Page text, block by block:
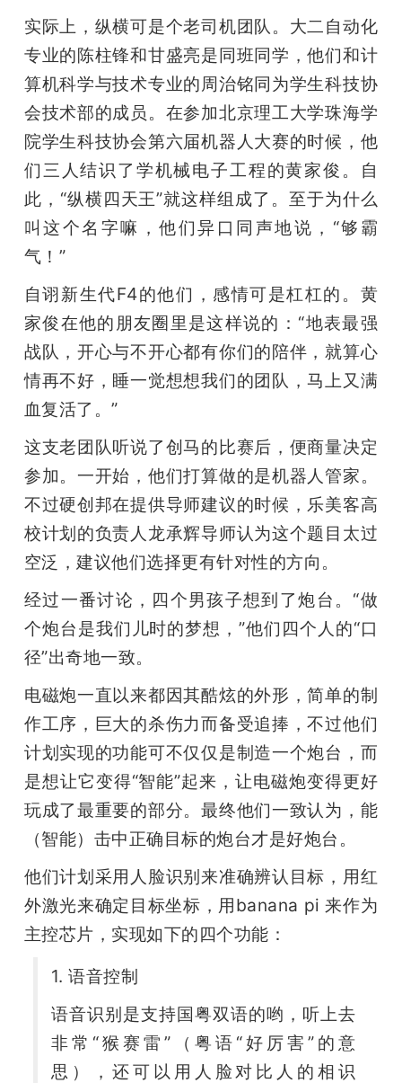
题
爱
搞
实际上，纵横可是个老司机团队。大二自动化
专业的陈柱锋和甘盛亮是同班同学，他们和计
算机科学与技术专业的周治铭同为学生科技协
会技术部的成员。在参加北京理工大学珠海学
院学生科技协会第六届机器人大赛的时候，他
们三人结识了学机械电子工程的黄家俊。自
此，“纵横四天王”就这样组成了。至于为什么
叫这个名字嘛，他们异口同声地说，“够霸
气！”
自诩新生代F4的他们，感情可是杠杠的。黄
家俊在他的朋友圈里是这样说的：“地表最强
战队，开心与不开心都有你们的陪伴，就算心
情再不好，睡一觉想想我们的团队，马上又满
血复活了。”
这支老团队听说了创马的比赛后，便商量决定
参加。一开始，他们打算做的是机器人管家。
不过硬创邦在提供导师建议的时候，乐美客高
校计划的负责人龙承辉导师认为这个题目太过
空泛，建议他们选择更有针对性的方向。
经过一番讨论，四个男孩子想到了炮台。“做
个炮台是我们儿时的梦想，”他们四个人的“口
径”出奇地一致。
电磁炮一直以来都因其酷炫的外形，简单的制
作工序，巨大的杀伤力而备受追捧，不过他们
计划实现的功能可不仅仅是制造一个炮台，而
是想让它变得“智能”起来，让电磁炮变得更好
玩成了最重要的部分。最终他们一致认为，能
（智能）击中正确目标的炮台才是好炮台。
他们计划采用人脸识别来准确辨认目标，用红
外激光来确定目标坐标，用banana pi 来作为
主控芯片，实现如下的四个功能：
1. 语音控制
语音识别是支持国粤双语的哟，听上去
非常“猴赛雷”（粤语“好厉害”的意
思），还可以用人脸对比人的相识